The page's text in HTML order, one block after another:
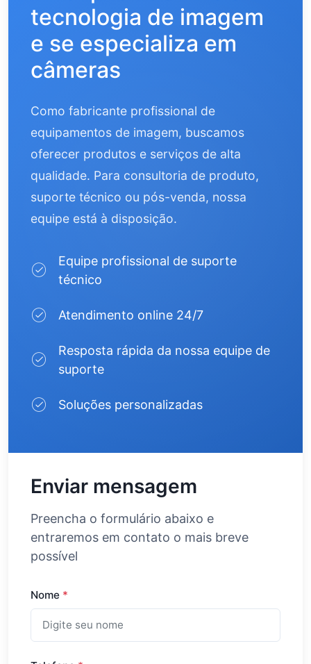
tecnologia de imagem
e se especializa em
câmeras
Como fabricante profissional de
equipamentos de imagem, buscamos
oferecer produtos e serviços de alta
qualidade. Para consultoria de produto,
suporte técnico ou pós-venda, nossa
equipe está à disposição.
Equipe profissional de suporte
técnico
Atendimento online 24/7
Resposta rápida da nossa equipe de
suporte
Soluções personalizadas
Enviar mensagem
Preencha o formulário abaixo e
entraremos em contato o mais breve
possível
Nome *